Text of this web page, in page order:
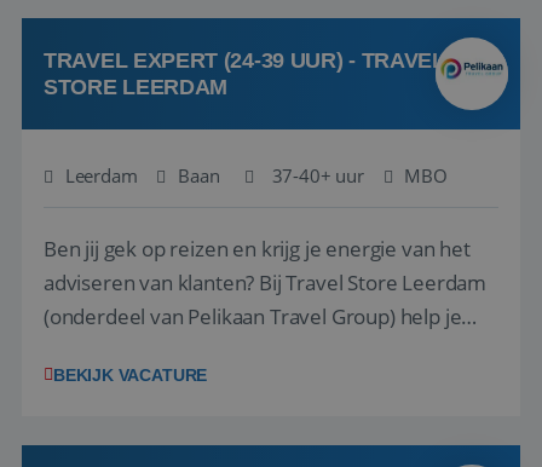
team het reisbureau verder...
TRAVEL EXPERT (24-39 UUR) - TRAVEL
STORE LEERDAM
Leerdam Baan 37-40+ uur MBO
Ben jij gek op reizen en krijg je energie van het
adviseren van klanten? Bij Travel Store Leerdam
(onderdeel van Pelikaan Travel Group) help je
vinden. Samen maken we van elke reis een
hebt in de reisbranche of j...
BEKIJK VACATURE